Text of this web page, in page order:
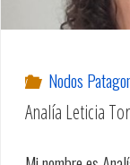
Nodos
Analía Leticia